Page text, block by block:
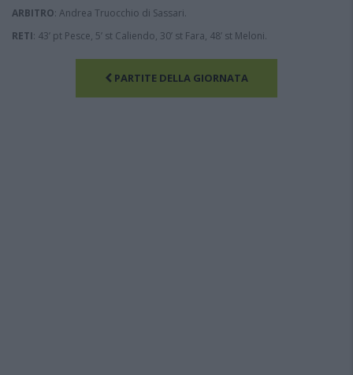
ARBITRO: Andrea Truocchio di Sassari.
RETI: 43’ pt Pesce, 5’ st Caliendo, 30’ st Fara, 48’ st Meloni.
PARTITE DELLA GIORNATA